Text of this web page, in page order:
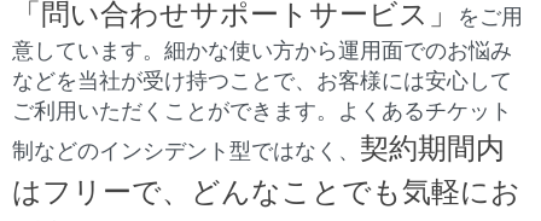
「問い合わせサポートサービス」
をご用
意しています。細かな使い方から運用面でのお悩み
などを当社が受け持つことで、お客様には安心して
ご利用いただくことができます。よくあるチケット
制などのインシデント型ではなく、 契約期間内
はフリーで、どんなことでも気軽にお